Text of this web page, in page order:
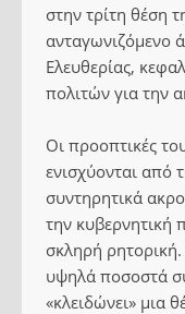
στην τρίτη θέση
ανταγωνιζόμενο
Ελευθερίας,
πολιτών για την
Οι προοπτικές
ενισχύονται από
συντηρητικά
την κυβερνητική
σκληρή
υψηλά ποσοστά
«κλειδώνει» μια